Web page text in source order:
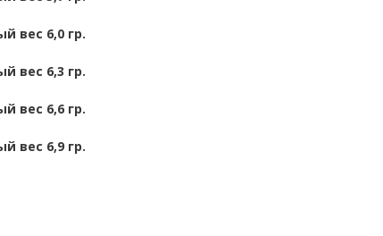
вес 6,0 гр.
вес 6,3 гр.
вес 6,6 гр.
вес 6,9 гр.